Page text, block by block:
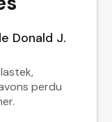
Donald J.
perdu